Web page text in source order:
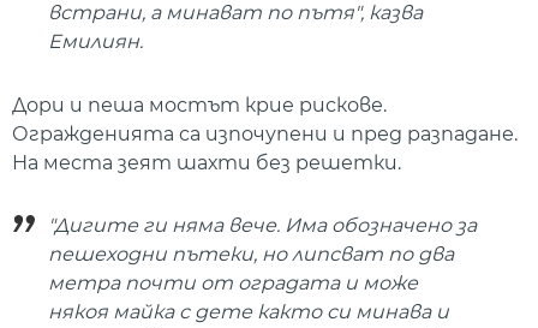
встрани, а минават по пътя", казва
Емилиян.
Дори и пеша мостът крие рискове.
Огражденията са изпочупени и пред разпадане.
На места зеят шахти без решетки.
"Дигите ги няма вече. Има обозначено за
пешеходни пътеки, но липсват по два
метра почти от оградата и може
някоя майка с дете както си минава и